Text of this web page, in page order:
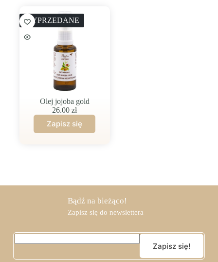
WYPRZEDANE
Olej jojoba gold
26.00zł
Bądź na bieżąco!
Zapisz się do newslettera